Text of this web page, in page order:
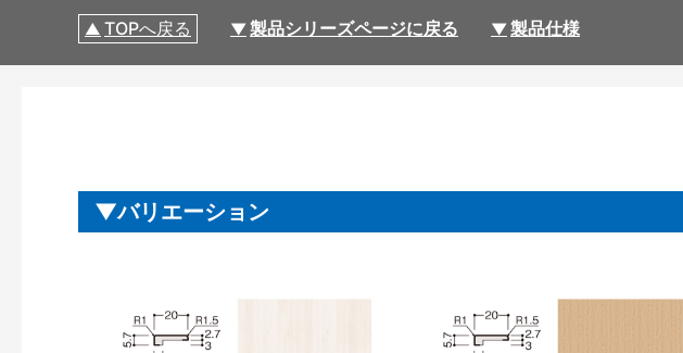
TOPへ戻る 製品シリーズページに戻る 製品仕様
バリエーション